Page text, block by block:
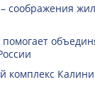
соображения
комплекс